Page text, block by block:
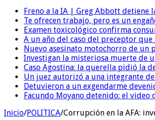
Freno a la IA | Greg Abbott detiene
Te ofrecen trabajo, pero es un
Examen toxicológico confirma
A un año del caso del preceptor
Nuevo asesinato motochorro de un
Investigan la misteriosa muerte de
Caso Agostina: la querella pidió la
Un juez autorizó a una integrante
Detuvieron a un exgendarme
Facundo Moyano detenido: el
Inicio/POLITICA/Corrupción en la AFA: